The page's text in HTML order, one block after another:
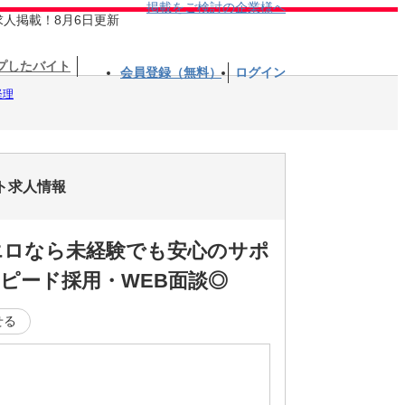
人掲載！8月6日更新
掲載をご検討の企業様へ
したバイト 会員登録（無料） ログイン
求人情報
なら未経験でも安心のサポ
ード採用・WEB面談◎